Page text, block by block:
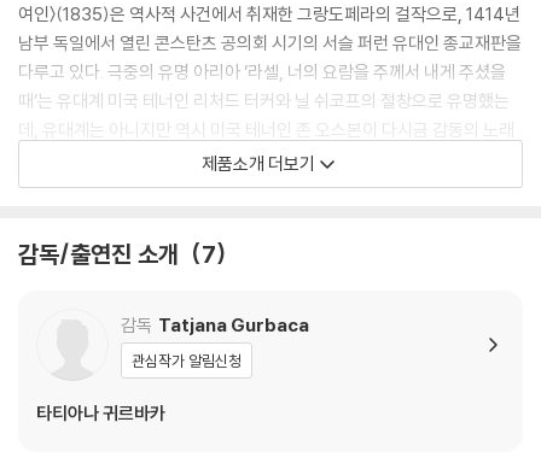
여인〉(1835)은 역사적 사건에서 취재한 그랑도페라의 걸작으로, 1414년
남부 독일에서 열린 콘스탄츠 공의회 시기의 서슬 퍼런 유대인 종교재판을
다루고 있다. 극중의 유명 아리아 ‘라셀, 너의 요람을 주께서 내게 주셨을
때’는 유대계 미국 테너인 리처드 터커와 닐 쉬코프의 절창으로 유명했는
데, 유대계는 아니지만 역시 미국 테너인 존 오스본이 다시금 감동의 노래
를 들려주고, 한국 베이스 임채준이 주역급 조연인 브로니 추기경으로 훌
륭한 존재감을 드러낸다. 타치아나 귀르바카의 연출은 현대적이면서도 난
높였다.
- 줄거리를 요약하면 다음과 같다. 1414년 독일 콘스탄츠 공의회 시기. 유
피했고, 특히 추기경 브로니와 악연이 있다. 한편 젊은 귀족 레오폴드는 이
제품소개 더보기
감독/출연진 소개 7
감독 Tatjana Gurbaca
관심작가 알림신청
타티아나 귀르바카